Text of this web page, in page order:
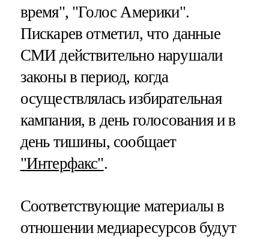
время", "Голос Америки".
Пискарев отметил, что данные
СМИ действительно нарушали
законы в период, когда
осуществлялась избирательная
кампания, в день голосования и в
день тишины, сообщает
"Интерфакс".
Соответствующие материалы в
отношении медиаресурсов будут